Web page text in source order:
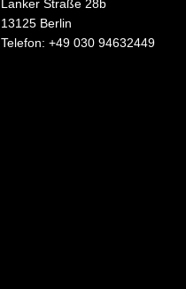
Lanker Straße 28b
13125 Berlin
Telefon: +49 030 94632449